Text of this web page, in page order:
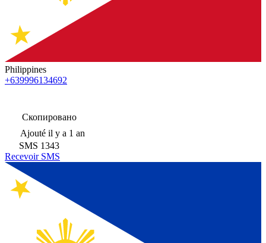
Philippines
+639996134692
Скопировано
Ajouté il y a 1 an
SMS 1343
Recevoir SMS